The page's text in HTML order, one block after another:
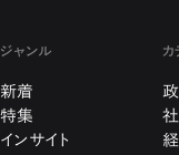
ジャンル
新着
特集
インサイト
カ